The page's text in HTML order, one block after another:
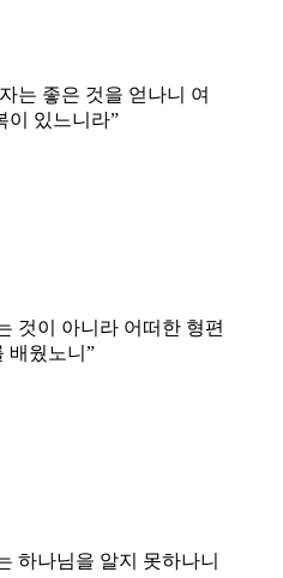
는 좋은 것을 얻나니 여
이 있느니라”
것이 아니라 어떠한 형편
배웠노니 ”
하나님을 알지 못하나니